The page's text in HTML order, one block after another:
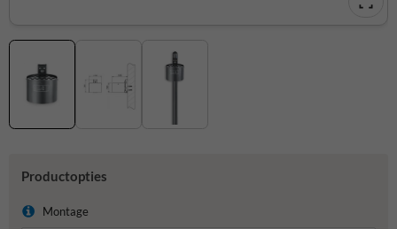
Productopties
Montage